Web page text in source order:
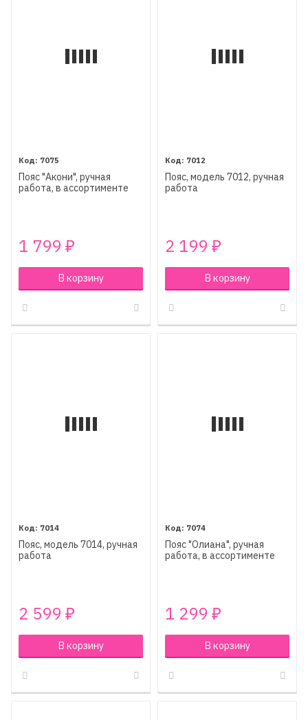
7075
Пояс "Акони", ручная
работа, в ассортименте
1 799 ₽
В корзину
7012
Пояс, модель 7012, ручная
работа
2 199 ₽
В корзину
7014
Пояс, модель 7014, ручная
работа
2 599 ₽
В корзину
7074
Пояс "Олиана", ручная
работа, в ассортименте
1 299 ₽
В корзину